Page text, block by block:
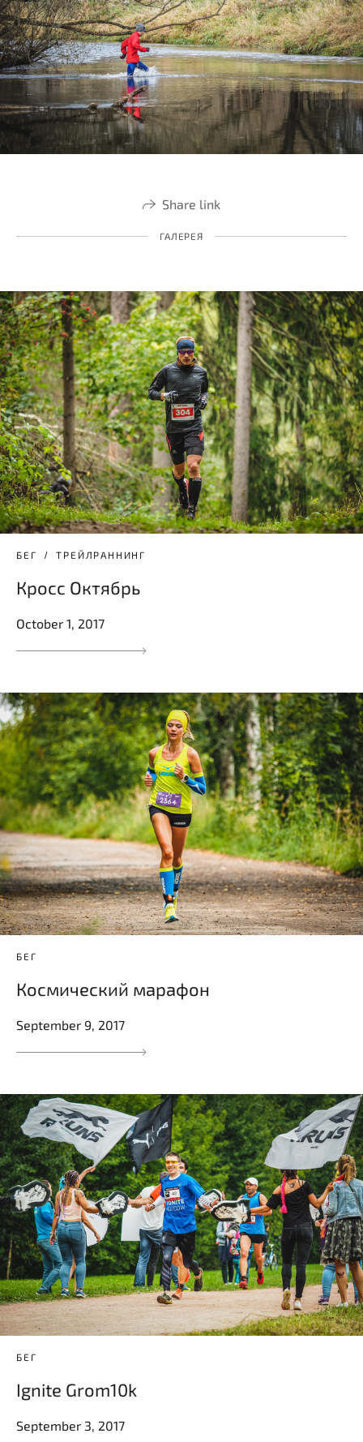
Share link
ГАЛЕРЕЯ
БЕГ ТРЕЙЛРАННИНГ
Кросс Октябрь
October 1, 2017
БЕГ
Космический марафон
September 9, 2017
БЕГ
Ignite Grom10k
September 3, 2017